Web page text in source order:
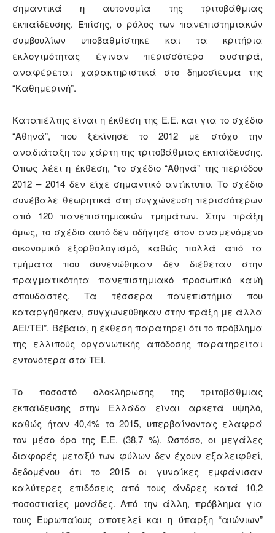
σημαντικά η αυτονομία της τριτοβάθμιας
εκπαίδευσης. Επίσης, ο ρόλος των πανεπιστημιακών
συμβουλίων υποβαθμίστηκε και τα κριτήρια
εκλογιμότητας έγιναν περισσότερο αυστηρά,
αναφέρεται χαρακτηριστικά στο δημοσίευμα της
“Καθημερινή”.
Καταπέλτης είναι η έκθεση της Ε.Ε. και για το σχέδιο
“Αθηνά”, που ξεκίνησε το 2012 με στόχο την
αναδιάταξη του χάρτη της τριτοβάθμιας εκπαίδευσης.
Όπως λέει η έκθεση, “το σχέδιο “Αθηνά” της περιόδου
2012 – 2014 δεν είχε σημαντικό αντίκτυπο. Το σχέδιο
συνέβαλε θεωρητικά στη συγχώνευση περισσότερων
από 120 πανεπιστημιακών τμημάτων. Στην πράξη
όμως, το σχέδιο αυτό δεν οδήγησε στον αναμενόμενο
οικονομικό εξορθολογισμό, καθώς πολλά από τα
τμήματα που συνενώθηκαν δεν διέθεταν στην
πραγματικότητα πανεπιστημιακό προσωπικό και/ή
σπουδαστές. Τα τέσσερα πανεπιστήμια που
καταργήθηκαν, συγχωνεύθηκαν στην πράξη με άλλα
ΑΕΙ/ΤΕΙ”. Βέβαια, η έκθεση παρατηρεί ότι το πρόβλημα
της ελλιπούς οργανωτικής απόδοσης παρατηρείται
εντονότερα στα ΤΕΙ.
Το ποσοστό ολοκλήρωσης της τριτοβάθμιας
εκπαίδευσης στην Ελλάδα είναι αρκετά υψηλό,
καθώς ήταν 40,4% το 2015, υπερβαίνοντας ελαφρά
τον μέσο όρο της Ε.Ε. (38,7 %). Ωστόσο, οι μεγάλες
διαφορές μεταξύ των φύλων δεν έχουν εξαλειφθεί,
δεδομένου ότι το 2015 οι γυναίκες εμφάνισαν
καλύτερες επιδόσεις από τους άνδρες κατά 10,2
ποσοστιαίες μονάδες. Από την άλλη, πρόβλημα για
τους Ευρωπαίους αποτελεί και η ύπαρξη “αιώνιων”